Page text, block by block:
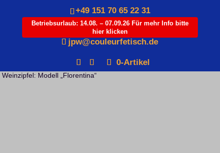
+49 151 70 65 22 31
Betriebsurlaub: 14.08. – 07.09.26 Für mehr Info bitte
hier klicken
jpw@couleurfetisch.de
0-Artikel
Products
Kategorie Zipfel/Unterkategorie Weinzipfel
Weinzipfel: Modell „Florentina“